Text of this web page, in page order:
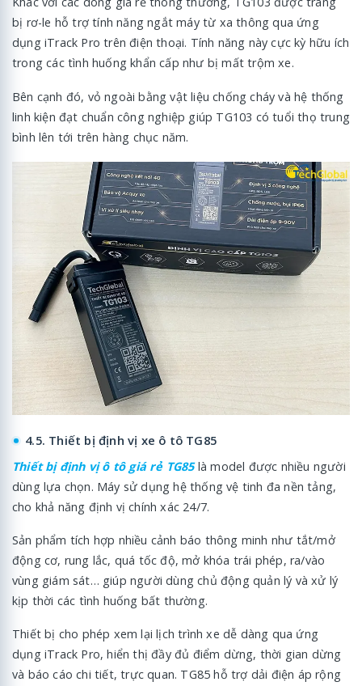
bị rơ-le hỗ trợ tính năng ngắt máy từ xa thông qua ứng
dụng iTrack Pro trên điện thoại. Tính năng này cực kỳ hữu ích
trong các tình huống khẩn cấp như bị mất trộm xe.
Bên cạnh đó, vỏ ngoài bằng vật liệu chống cháy và hệ thống
linh kiện đạt chuẩn công nghiệp giúp TG103 có tuổi thọ trung
bình lên tới trên hàng chục năm.
4.5. Thiết bị định vị xe ô tô TG85
Thiết bị định vị ô tô giá rẻ TG85là model được nhiều người
dùng lựa chọn. Máy sử dụng hệ thống vệ tinh đa nền tảng,
cho khả năng định vị chính xác 24/7.
Sản phẩm tích hợp nhiều cảnh báo thông minh như tắt/mở
động cơ, rung lắc, quá tốc độ, mở khóa trái phép, ra/vào
vùng giám sát… giúp người dùng chủ động quản lý và xử lý
kịp thời các tình huống bất thường.
Thiết bị cho phép xem lại lịch trình xe dễ dàng qua ứng
dụng iTrack Pro, hiển thị đầy đủ điểm dừng, thời gian dừng
và báo cáo chi tiết, trực quan. TG85 hỗ trợ dải điện áp rộng